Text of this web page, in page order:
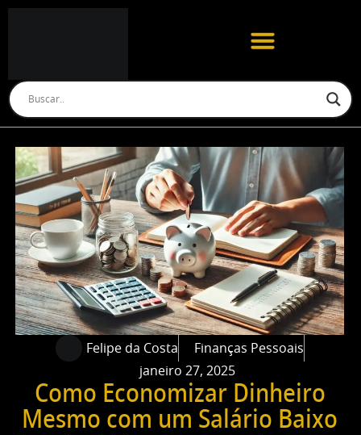
Felipe da Costa
Finanças Pessoais
janeiro 27, 2025
Como Economizar Dinheiro
Mesmo com um Salário Baixo